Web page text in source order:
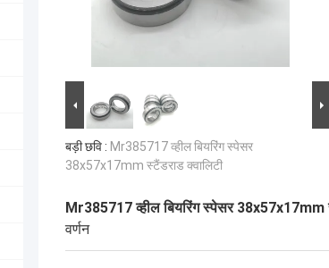
बड़ी छवि : Mr385717 व्हील बियरिंग स्पेसर
38x57x17mm स्टैंडराड क्वालिटी
Mr385717 व्हील बियरिंग स्पेसर 38x57x17mm
वर्णन